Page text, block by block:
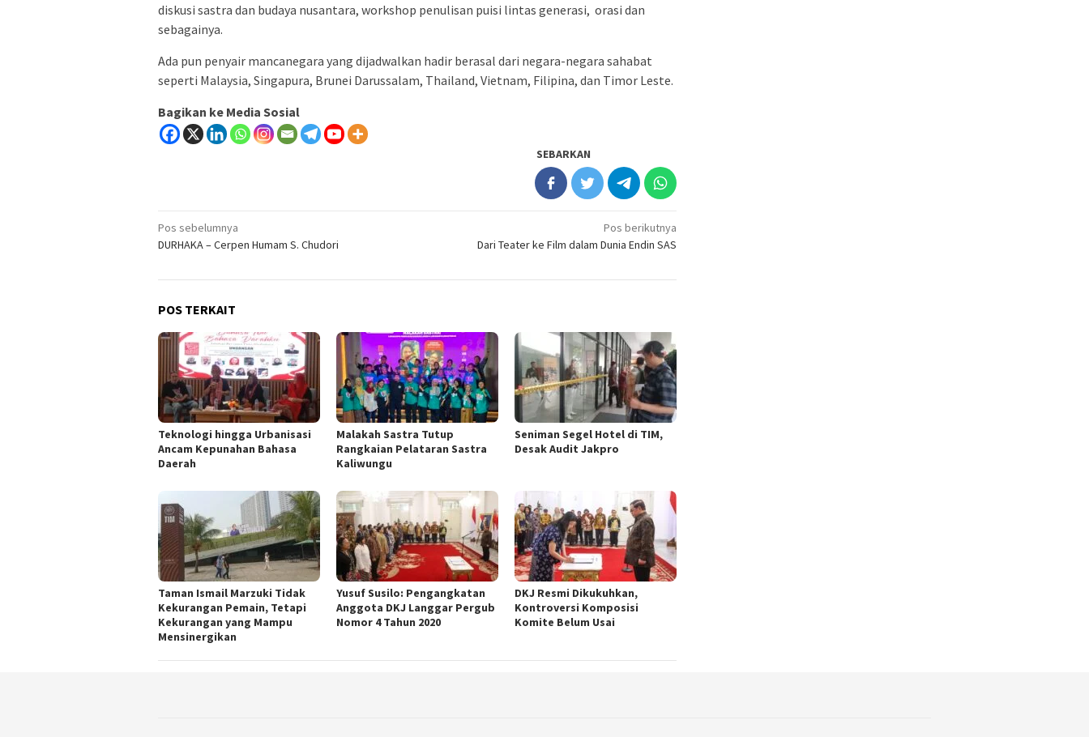
diskusi sastra dan budaya nusantara, workshop penulisan puisi lintas generasi, orasi dan
sebagainya.
Ada pun penyair mancanegara yang dijadwalkan hadir berasal dari negara-negara sahabat
seperti Malaysia, Singapura, Brunei Darussalam, Thailand, Vietnam, Filipina, dan Timor Leste.
Bagikan ke Media Sosial
SEBARKAN
Navigasi
pos
Pos sebelumnya
DURHAKA – Cerpen Humam S. Chudori
Pos berikutnya
Dari Teater ke Film dalam Dunia Endin SAS
POS TERKAIT
Teknologi hingga Urbanisasi
Ancam Kepunahan Bahasa
Daerah
Malakah Sastra Tutup
Rangkaian Pelataran Sastra
Kaliwungu
Seniman Segel Hotel di TIM,
Desak Audit Jakpro
Taman Ismail Marzuki Tidak
Kekurangan Pemain, Tetapi
Kekurangan yang Mampu
Mensinergikan
Yusuf Susilo: Pengangkatan
Anggota DKJ Langgar Pergub
Nomor 4 Tahun 2020
DKJ Resmi Dikukuhkan,
Kontroversi Komposisi
Komite Belum Usai